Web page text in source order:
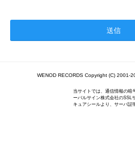
WENOD RECORDS Copyright (C) 2001-
当サイトでは、通信情報の暗
ーバルサイン株式会社のSSL
キュアシールより、サーバ証